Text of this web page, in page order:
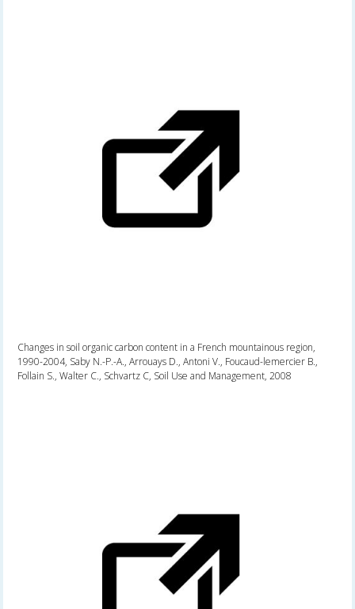
Changes in soil organic carbon content in a French mountainous region,
1990-2004, Saby N.-P.-A., Arrouays D., Antoni V., Foucaud-lemercier B.,
Follain S., Walter C., Schvartz C, Soil Use and Management, 2008